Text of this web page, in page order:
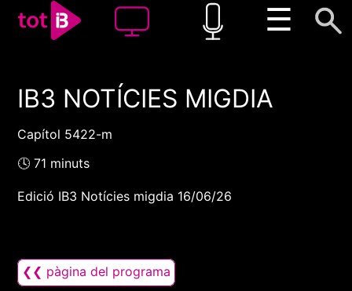
☰
00:00 00:00
IB3 NOTÍCIES MIGDIA
Capítol 5422-m
🕓 71 minuts
Edició IB3 Notícies migdia 16/06/26
❮❮ pàgina del programa